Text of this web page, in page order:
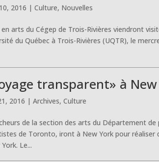
2016 |Culture, Nouvelles
arts du Cégep de Trois-Rivières viendront
du Québec à Trois-Rivières (UQTR), le
transparent» à
2016 |Archives,Culture
de la section des arts du Département de
de Toronto, iront à New York pour
Le...